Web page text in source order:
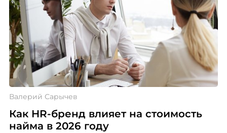
Валерий Сарычев
Как HR-бренд влияет на стоимость
найма в 2026 году